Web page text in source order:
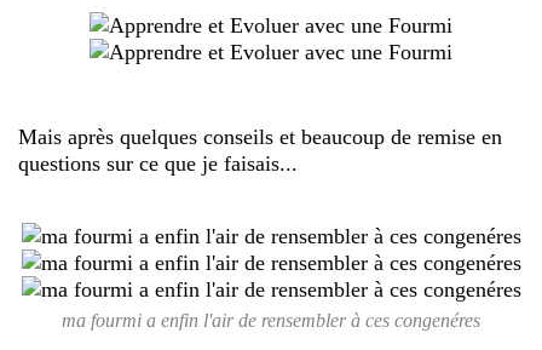
Mais après quelques conseils et beaucoup de remise en
questions sur ce que je faisais...
ma fourmi a enfin l'air de rensembler à ces congenéres